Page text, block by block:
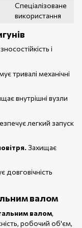
Спеціалізоване
використання
і
тривалі механічні
внутрішні вузли
легкий запуск
Захищає
довговічність
валом
валом,
робочий об'єм,